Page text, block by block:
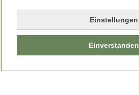
Einstellungen
Einverstanden